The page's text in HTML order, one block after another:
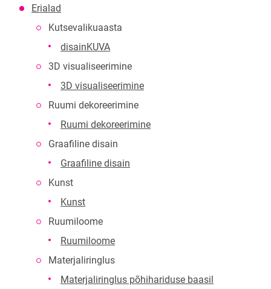
Erialad
Kutsevalikuaasta
disainKUVA
3D visualiseerimine
3D visualiseerimine
Ruumi dekoreerimine
Ruumi dekoreerimine
Graafiline disain
Graafiline disain
Kunst
Kunst
Ruumiloome
Ruumiloome
Materjaliringlus
Materjaliringlus põhihariduse baasil